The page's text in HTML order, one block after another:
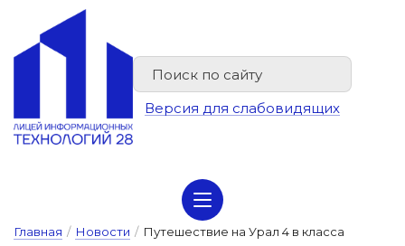
Версия для слабовидящих
Главная / Новости / Путешествие на Урал 4 в класса